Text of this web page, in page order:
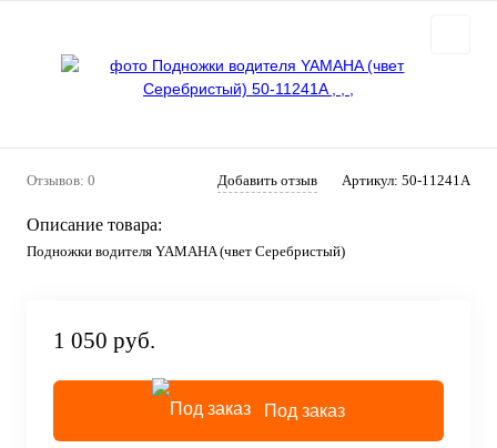
Отзывов: 0 Добавить отзыв Артикул: 50-11241A
Описание товара:
Подножки водителя YAMAHA (чвет Серебристый)
1 050 руб.
Под заказ